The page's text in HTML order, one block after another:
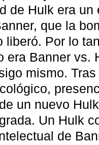
de Hulk era un
que la
liberó. Por lo
era Banner vs.
mismo.
un nuevo
Un Hulk
de